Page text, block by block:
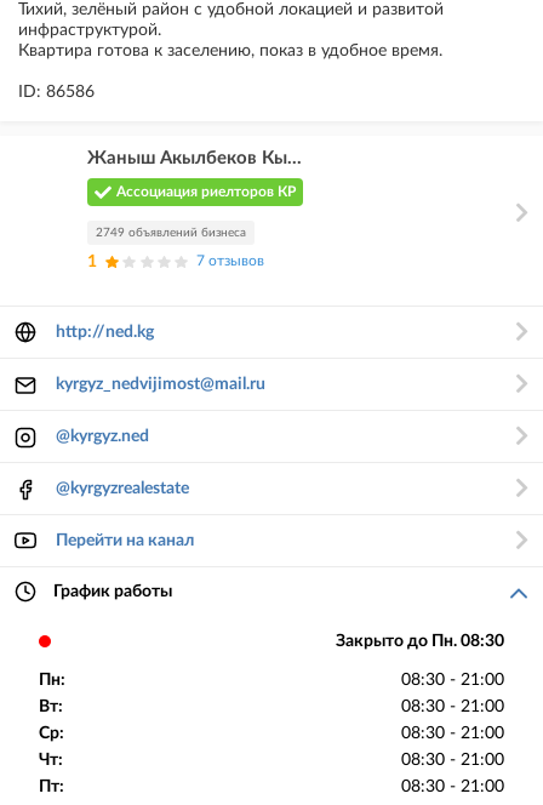
Тихий, зелёный район с удобной локацией и развитой
инфраструктурой.
Квартира готова к заселению, показ в удобное время.
ID: 86586
Жаныш Акылбеков Кы...
Ассоциация риелторов КР
2749 объявлений бизнеса
1 7 отзывов
http://ned.kg
kyrgyz_nedvijimost@mail.ru
@kyrgyz.ned
@kyrgyzrealestate
Перейти на канал
График работы
Закрыто до Пн. 08:30
Пн:
08:30 - 21:00
Вт:
08:30 - 21:00
Ср:
08:30 - 21:00
Чт:
08:30 - 21:00
Пт:
08:30 - 21:00